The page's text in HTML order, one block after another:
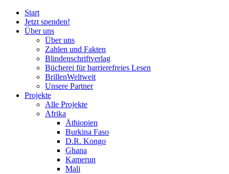
Start
Jetzt spenden!
Über uns
Über uns
Zahlen und Fakten
Blindenschriftverlag
Bücherei fürbarrierefreies Lesen
BrillenWeltweit
Unsere Partner
Projekte
Alle Projekte
Afrika
Äthiopien
Burkina Faso
D.R. Kongo
Ghana
Kamerun
Mali